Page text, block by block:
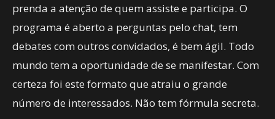
prenda a atenção de quem assiste e participa. O
programa é aberto a perguntas pelo chat, tem
debates com outros convidados, é bem ágil. Todo
mundo tem a oportunidade de se manifestar. Com
certeza foi este formato que atraiu o grande
número de interessados. Não tem fórmula secreta.